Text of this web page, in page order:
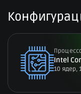
Intel
10 ядер,